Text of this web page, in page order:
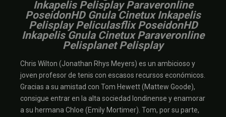
Inkapelis Pelisplay Paraveronline
PoseidonHD Gnula Cinetux Inkapelis
Pelisplay Peliculasflix PoseidonHD
Inkapelis Gnula Cinetux Paraveronline
Pelisplanet Pelisplay
Chris Wilton (Jonathan Rhys Meyers) es un ambicioso y
joven profesor de tenis con escasos recursos económicos.
Gracias a su amistad con Tom Hewett (Mattew Goode),
consigue entrar en la alta sociedad londinense y enamorar
a su hermana Chloe (Emily Mortimer). Tom, por su parte,